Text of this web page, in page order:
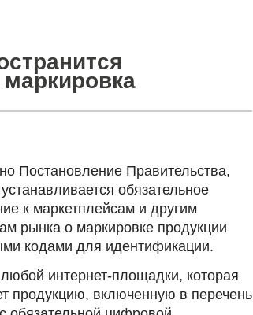
Постановление Правительства,
обязательное
к маркетплейсам и другим
рынка о маркировке продукции
кодами для идентификации.
интернет-площадки, которая
продукцию, включенную в перечень